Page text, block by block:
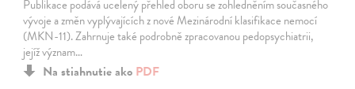
Publikace podává ucelený přehled oboru se zohledněním současného
vývoje a změn vyplývajících z nové Mezinárodní klasifikace nemocí
(MKN-11). Zahrnuje také podrobně zpracovanou pedopsychiatrii,
jejíž význam…
Na stiahnutie ako PDF